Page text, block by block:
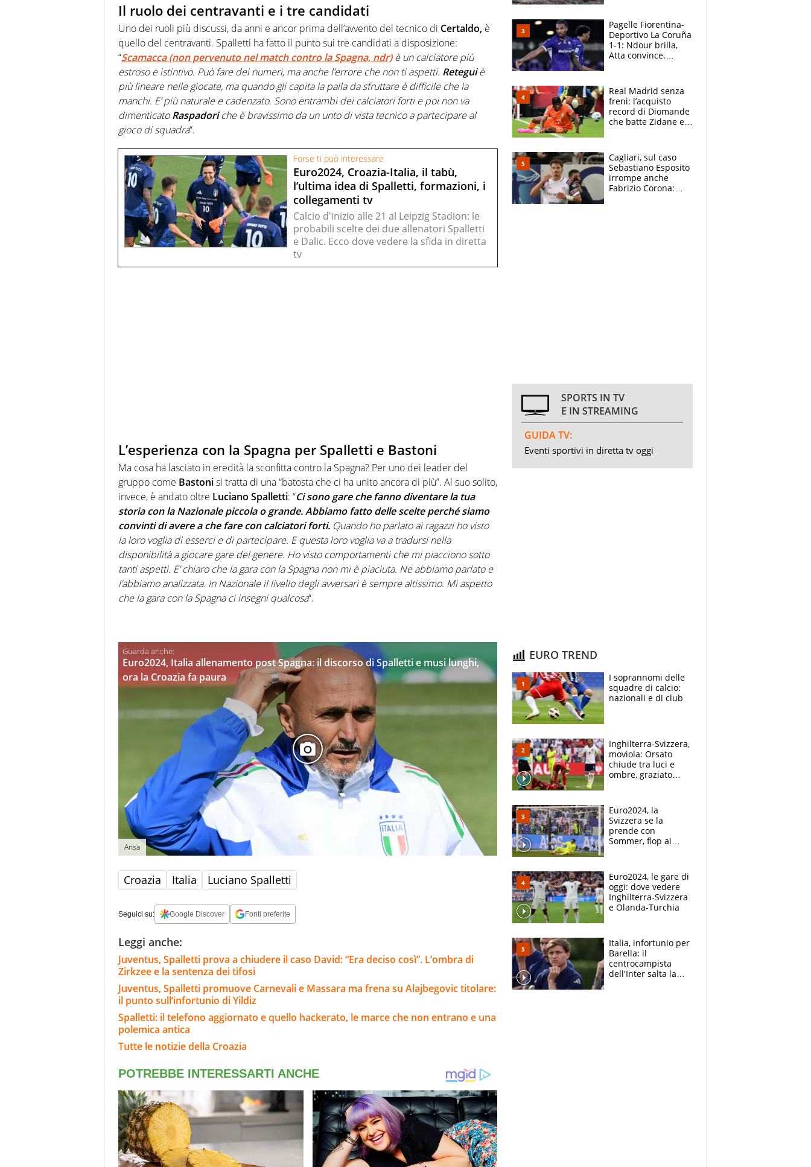
Il ruolo dei centravanti e i tre candidati
Uno dei ruoli più discussi, da anni e ancor prima dell’avvento del tecnico di Certaldo, è
quello del centravanti. Spalletti ha fatto il punto sui tre candidati a disposizione:
“Scamacca (non pervenuto nel match contro la Spagna, ndr) è un calciatore più
estroso e istintivo. Può fare dei numeri, ma anche l’errore che non ti aspetti. Reteguiè
più lineare nelle giocate, ma quando gli capita la palla da sfruttare è difficile che la
manchi. E’ più naturale e cadenzato. Sono entrambi dei calciatori forti e poi non va
dimenticatoRaspadoriche è bravissimo da un unto di vista tecnico a partecipare al
gioco di squadra“.
Forse ti può interessare
Euro2024, Croazia-Italia, il tabù,
l’ultima idea di Spalletti, formazioni, i
collegamenti tv
Calcio d'inizio alle 21 al Leipzig Stadion: le
probabili scelte dei due allenatori Spalletti
e Dalic. Ecco dove vedere la sfida in diretta
tv
L’esperienza con la Spagna per Spalletti e Bastoni
Ma cosa ha lasciato in eredità la sconfitta contro la Spagna? Per uno dei leader del
gruppo come Bastonisi tratta di una “batosta che ci ha unito ancora di più”. Al suo solito,
invece, è andato oltre Luciano Spalletti: “Ci sono gare che fanno diventare la tua
storia con la Nazionale piccola o grande. Abbiamo fatto delle scelte perché siamo
convinti di avere a che fare con calciatori forti. Quando ho parlato ai ragazzi ho visto
la loro voglia di esserci e di partecipare. E questa loro voglia va a tradursi nella
disponibilità a giocare gare del genere. Ho visto comportamenti che mi piacciono sotto
tanti aspetti. E’ chiaro che la gara con la Spagna non mi è piaciuta. Ne abbiamo parlato e
l’abbiamo analizzata. In Nazionale il livello degli avversari è sempre altissimo. Mi aspetto
che la gara con la Spagna ci insegni qualcosa“.
Euro2024, Italia allenamento post Spagna: il discorso di Spalletti e musi lunghi,
ora la Croazia fa paura
Ansa
Croazia Italia Luciano Spalletti
Seguici su: Google Discover Fonti preferite
Leggi anche:
Juventus, Spalletti prova a chiudere il caso David: “Era deciso così”. L’ombra di
Zirkzee e la sentenza dei tifosi
Juventus, Spalletti promuove Carnevali e Massara ma frena su Alajbegovic titolare:
il punto sull’infortunio di Yildiz
Spalletti: il telefono aggiornato e quello hackerato, le marce che non entrano e una
polemica antica
Tutte le notizie della Croazia
adesso
Pagelle Fiorentina-
Deportivo La Coruña
1-1: Ndour brilla,
Atta convince.
Real Madrid senza
freni: l’acquisto
record di Diomande
che batte Zidane e
Cagliari, sul caso
Sebastiano Esposito
irrompe anche
Fabrizio Corona:
SPORTS IN TV
E IN STREAMING
GUIDA TV:
Eventi sportivi in diretta tv oggi
EURO TREND
I soprannomi delle
squadre di calcio:
nazionali e di club
Inghilterra-Svizzera,
moviola: Orsato
chiude tra luci e
ombre, graziato
Euro2024, la
Svizzera se la
prende con
Sommer, flop ai
Euro2024, le gare di
oggi: dove vedere
Inghilterra-Svizzera
e Olanda-Turchia
Italia, infortunio per
Barella: il
centrocampista
dell'Inter salta la